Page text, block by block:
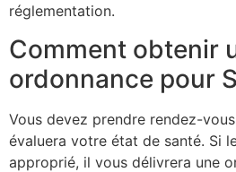
réglementation.
Comment obtenir
ordonnance pour
Vous devez prendre rendez-
évaluera votre état de santé. Si
approprié, il vous délivrera une